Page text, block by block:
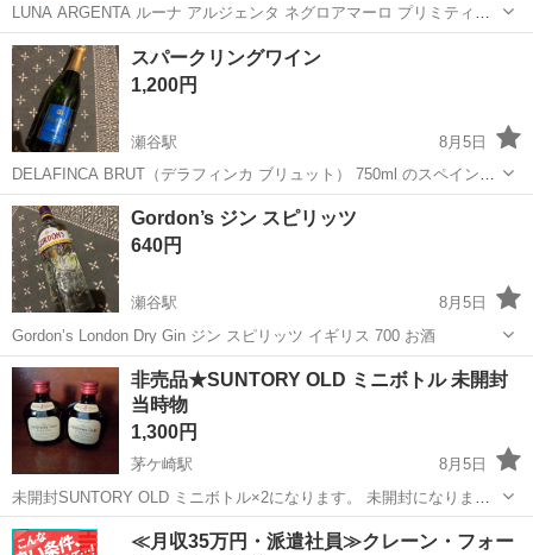
LUNA ARGENTA ルーナ アルジェンタ ネグロアマーロ プリミティー
ヴォ 2021 750ml 未開封 フルボトル 赤ワイン イタリア ヴィンテージ
2021年 濃厚ワイン
神奈川 横浜市 瀬谷駅 ワイン
スパークリングワイン
1,200円
瀬谷駅
8月5日
DELAFINCA BRUT（デラフィンカ ブリュット） 750ml のスペイン産
スパークリングワイン 1年半くらい前のものですので、美味しく飲め
ます。
神奈川 横浜市 瀬谷駅 ワイン
Gordon’s ジン スピリッツ
640円
瀬谷駅
8月5日
Gordon’s London Dry Gin ジン スピリッツ イギリス 700 お酒
神奈川 横浜市 瀬谷駅
非売品★SUNTORY OLD ミニボトル 未開封
当時物
1,300円
茅ケ崎駅
8月5日
未開封SUNTORY OLD ミニボトル×2になります。 未開封になります
が、長い間自宅保管しており、古い品になりますので気になる方はお
控え下さいませ。 よろしくお願い致します。
神奈川 茅ヶ崎市 茅ケ崎駅 ウイスキー
≪月収35万円・派遣社員≫クレーン・フォー